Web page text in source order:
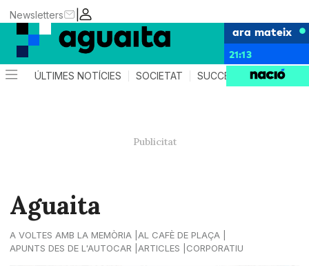
|
Newsletters
ara mateix
21:13
ÚLTIMES NOTÍCIES SOCIETAT SUCCESSOS AGENDA
Aguaita
A VOLTES AMB LA MEMÒRIA
AL CAFÈ DE PLAÇA
APUNTS DES DE L'AUTOCAR
ARTICLES CORPORATIU